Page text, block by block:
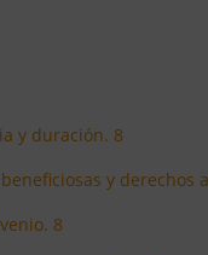
y duración. 8
y derechos
8